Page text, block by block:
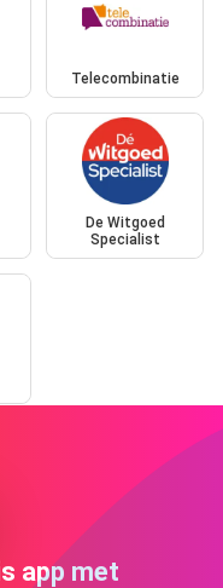
Telecombinatie
De Witgoed
Specialist
app met